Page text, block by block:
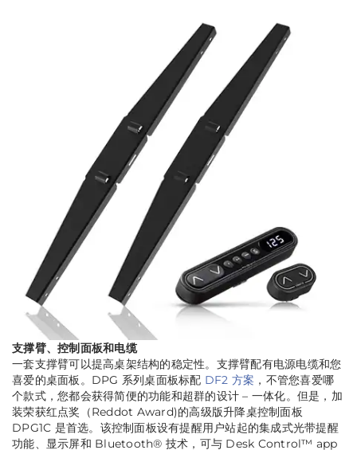
支撑臂、控制面板和电缆
一套支撑臂可以提高桌架结构的稳定性。支撑臂配有电源电缆和您
喜爱的桌面板。DPG 系列桌面板标配 DF2 方案 ，不管您喜爱哪
个款式，您都会获得简便的功能和超群的设计 – 一体化。但是，加
装荣获红点奖（Reddot Award)的高级版升降桌控制面板
DPG1C 是首选。该控制面板设有提醒用户站起的集成式光带提醒
功能、显示屏和 Bluetooth® 技术，可与 Desk Control™ app